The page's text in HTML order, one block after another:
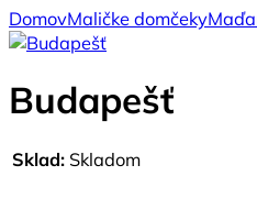
DomovMaličke domčeky
Budapešť
Sklad: Skladom